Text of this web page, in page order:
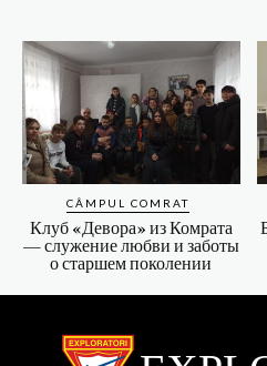
CÂMPUL COMRAT
Клуб «Девора» из Комрата
— служение любви и заботы
о старшем поколении